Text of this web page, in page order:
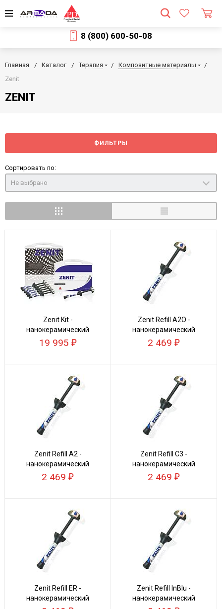
8 (800) 600-50-08
Главная Каталог Терапия
Композитные материалы
Zenit
ZENIT
ФИЛЬТРЫ
Сортировать по:
Не выбрано
Zenit Kit -
нанокерамический
композит
19 995
Zenit Refill A2O -
нанокерамический
композит
2 469
Zenit Refill А2 -
нанокерамический
композит
2 469
Zenit Refill C3 -
нанокерамический
композит
2 469
Zenit Refill ER -
нанокерамический
Zenit Refill InBlu -
нанокерамический